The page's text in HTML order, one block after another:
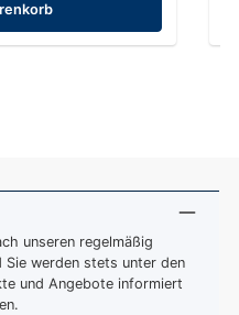
unseren regelmäßig
Sie werden stets unter den
und Angebote informiert